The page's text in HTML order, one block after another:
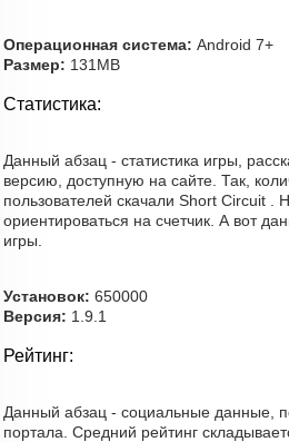
Операционная система: Android 7+
Размер: 131MB
Статистика:
Данный абзац - статистика игры,
версию, доступную на сайте. Так,
пользователей скачали Short Circuit
ориентироваться на счетчик. А вот
игры.
Установок: 650000
Версия: 1.9.1
Рейтинг:
Данный абзац - социальные данные,
портала. Средний рейтинг